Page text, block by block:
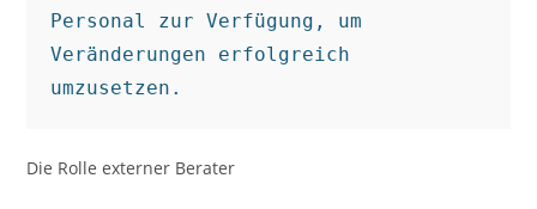
Personal zur Verfügung, um
Veränderungen erfolgreich
umzusetzen.
Die Rolle externer Berater